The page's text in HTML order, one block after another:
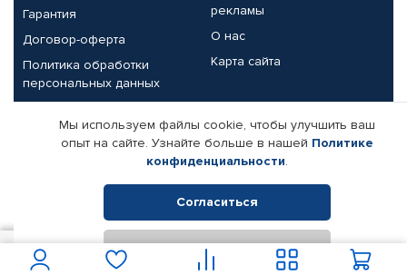
Гарантия
Договор-оферта
Политика обработки
персональных данных
рекламы
О нас
Карта сайта
Партнерам
Корпоративным клиентам
Поставщикам
Реквизиты компании
© КАМАЗ ЦЕНТР ДОНЕЦК, 2015-2026. Все права защищены.
Интернет-магазин автомобильных товаров Автопрофи.
Мы используем файлы cookie, чтобы улучшить ваш
опыт на сайте. Узнайте больше в нашей Политике
конфиденциальности.
Согласиться
Отклонить
В корзину